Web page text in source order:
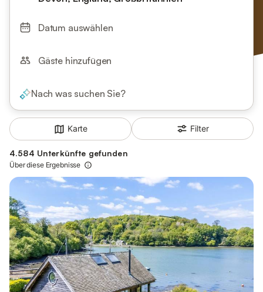
Datum auswählen
Gäste hinzufügen
Nach was suchen Sie?
Karte Filter
4.584 Unterkünfte gefunden
Über diese Ergebnisse